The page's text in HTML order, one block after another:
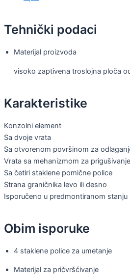
Tehnički podaci
Materijal proizvoda
visoko zaptivena troslojna ploča
Karakteristike
Konzolni element
Sa dvoje vrata
Sa otvorenom površinom za
Vrata sa mehanizmom za prigušivanje
Sa četiri staklene pomične police
Strana graničnika levo ili desno
Isporučeno u predmontiranom stanju
Obim isporuke
4 staklene police za umetanje
Materijal za pričvršćivanje